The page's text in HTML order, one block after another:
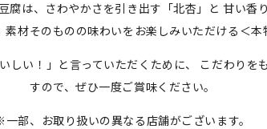
腐は、さわやかさを引き出す「北杏」と 甘い香
材そのものの味わいをお楽しみいただける＜本
しい！」と言っていただくために、 こだわりを
すので、ぜひ一度ご賞味ください。
部、お取り扱いの異なる店舗がございます。